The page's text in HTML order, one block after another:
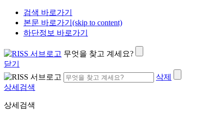
검색 바로가기
본문 바로가기(skip to content)
하단정보 바로가기
무엇을 찾고 계세요?
닫기
삭제
상세검색
상세검색